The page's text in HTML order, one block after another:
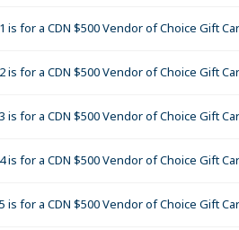
is for a CDN $500 Vendor of Choice Gift
is for a CDN $500 Vendor of Choice Gift
is for a CDN $500 Vendor of Choice Gift
is for a CDN $500 Vendor of Choice Gift
is for a CDN $500 Vendor of Choice Gift